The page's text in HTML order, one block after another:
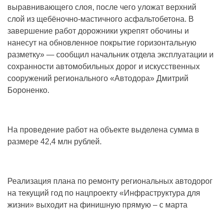
выравнивающего слоя, после чего уложат верхний
слой из щебёночно-мастичного асфальтобетона. В
завершение работ дорожники укрепят обочины и
нанесут на обновленное покрытие горизонтальную
разметку» ― сообщил начальник отдела эксплуатации и
сохранности автомобильных дорог и искусственных
сооружений регионального «Автодора» Дмитрий
Бороненко.
На проведение работ на объекте выделена сумма в
размере 42,4 млн рублей.
Реализация плана по ремонту региональных автодорог
на текущий год по нацпроекту «Инфраструктура для
жизни» выходит на финишную прямую – с марта